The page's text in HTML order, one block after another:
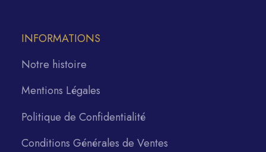
INFORMATIONS
Notre histoire
Mentions Légales
Politique de Confidentialité
Conditions Générales de Ventes